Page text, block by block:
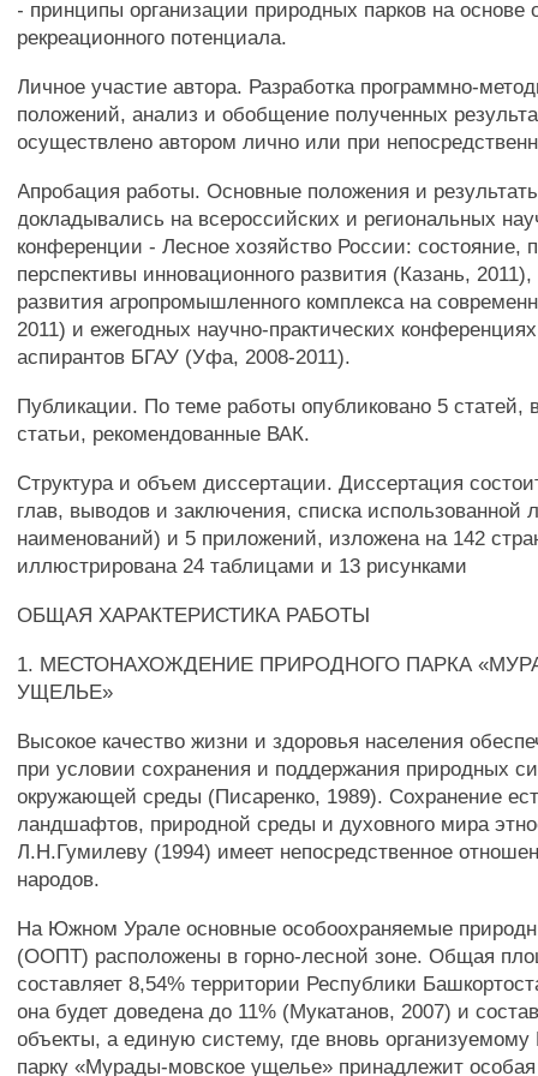
- принципы организации природных парков на основе
рекреационного потенциала.
Личное участие автора. Разработка программно-
положений, анализ и обобщение полученных
осуществлено автором лично или при
Апробация работы. Основные положения и
докладывались на всероссийских и региональных
конференции - Лесное хозяйство России: состояние,
перспективы инновационного развития (Казань,
развития агропромышленного комплекса на
2011) и ежегодных научно-практических
аспирантов БГАУ (Уфа, 2008-2011).
Публикации. По теме работы опубликовано 5 статей,
статьи, рекомендованные ВАК.
Структура и объем диссертации. Диссертация
глав, выводов и заключения, списка использованной
наименований) и 5 приложений, изложена на 142
иллюстрирована 24 таблицами и 13 рисунками
ОБЩАЯ ХАРАКТЕРИСТИКА РАБОТЫ
1. МЕСТОНАХОЖДЕНИЕ ПРИРОДНОГО ПАРКА
УЩЕЛЬЕ»
Высокое качество жизни и здоровья населения
при условии сохранения и поддержания природных
окружающей среды (Писаренко, 1989). Сохранение
ландшафтов, природной среды и духовного мира
Л.Н.Гумилеву (1994) имеет непосредственное
народов.
На Южном Урале основные особоохраняемые
(ООПТ) расположены в горно-лесной зоне. Общая
составляет 8,54% территории Республики
она будет доведена до 11% (Мукатанов, 2007) и
объекты, а единую систему, где вновь
парку «Мурады-мовское ущелье» принадлежит